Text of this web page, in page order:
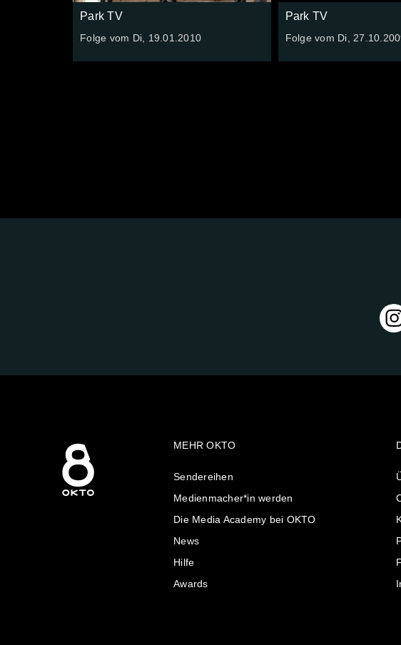
Park TV
Folge vom Di, 19.01.2010
Park TV
Folge vom Di,
MEHR OKTO
Sendereihen
Medienmacher*in werden
Die Media Academy bei OKTO
News
Hilfe
Awards